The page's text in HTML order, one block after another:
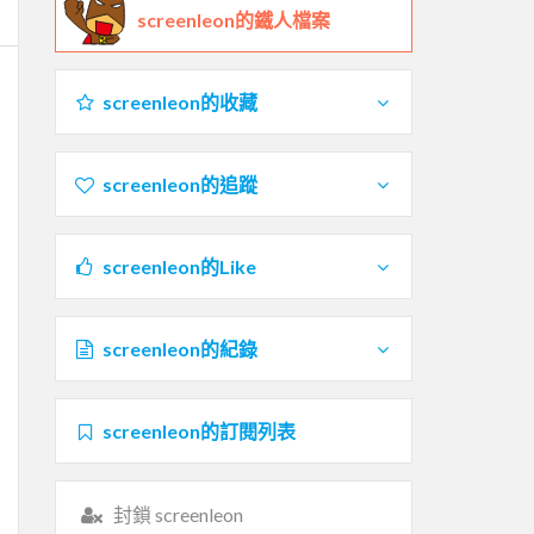
screenleon的鐵人檔案
screenleon的收藏
screenleon的追蹤
screenleon的Like
screenleon的紀錄
screenleon的訂閱列表
封鎖 screenleon